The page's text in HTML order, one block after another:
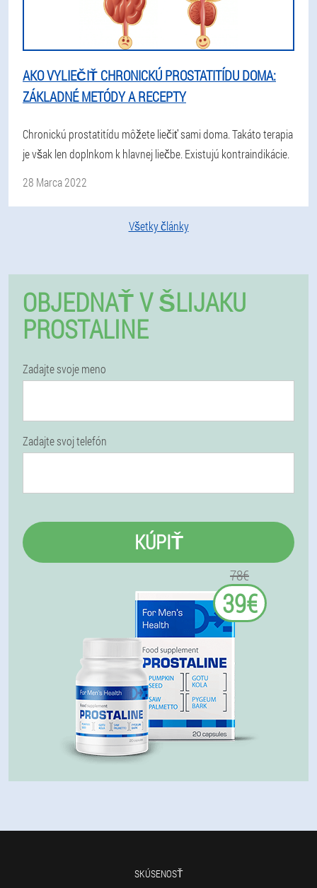
AKO VYLIEČIŤ CHRONICKÚ PROSTATITÍDU DOMA:
ZÁKLADNÉ METÓDY A RECEPTY
Chronickú prostatitídu môžete liečiť sami doma. Takáto terapia
je však len doplnkom k hlavnej liečbe. Existujú kontraindikácie.
28 Marca 2022
Všetky články
OBJEDNAŤ V ŠLIJAKU
PROSTALINE
Zadajte svoje meno
Zadajte svoj telefón
KÚPIŤ
78€
39€
SKÚSENOSŤ